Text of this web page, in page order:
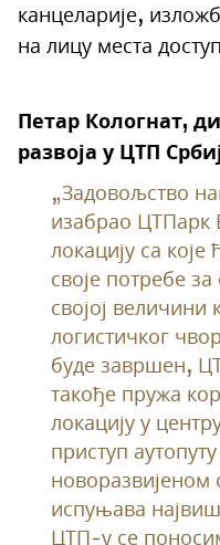
канцеларије,
на лицу места
Петар Кологнат,
развоја у ЦТП
„Задовољство
изабрао ЦТПарк
локацију са
своје потребе
својој величини
логистичког
буде завршен,
такође пружа
локацију у
приступ
новоразвијеном
испуњава
ЦТП-у се